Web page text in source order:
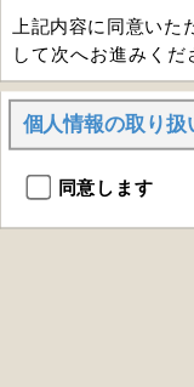
上記内容に同意い
して次へお進みくだ
個人情報の取り扱
同意します